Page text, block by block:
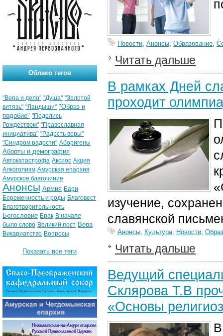
Новости, Анонсы, Образование,
Читать дальше
В рамках Дней
проходит
изучение,
славянской
Анонсы, Культура, Новости,
Читать дальше
Ведущий
Склярова Т.В
«Основы
Облако тегов
"Вера и дело" "Душа" "Золотой
витязь" "Ландыши" "Образ и
подобие" "Поделись
Рождеством" "Православная
инициатива" "Радость веры"
"Синдром радости" Аборигены
Аборты и демография
Автокатастрофа Аксиос Акция
Алкоголизм Амурская епархия
Амурское благочиние
Анонсы Армия Бари
Беременность и роды Благовест
Благотворительность
Богословие Брак В начале
было слово Великий пост Вера
Викариатство Вопросы
Показать все теги